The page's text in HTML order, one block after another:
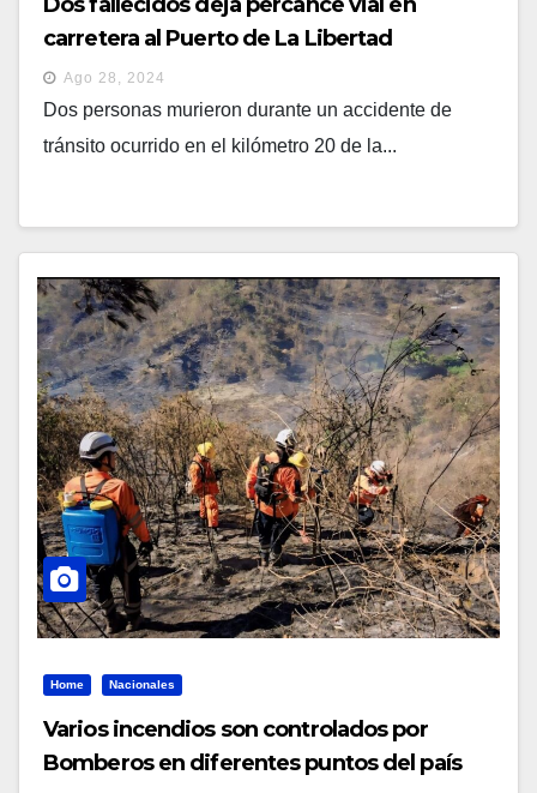
carretera al Puerto de La Libertad
Ago 28, 2024
Dos personas murieron durante un accidente de
tránsito ocurrido en el kilómetro 20 de la...
Home Nacionales
Varios incendios son controlados por
Bomberos en diferentes puntos del país